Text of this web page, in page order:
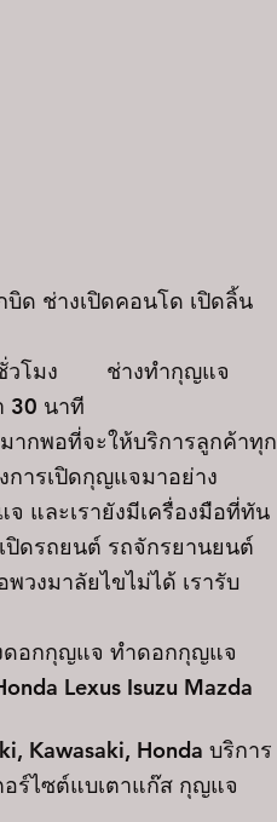
ด ช่างเปิดคอนโด เปิดลิ้น
วโมง ช่างทำกุญแจ
30 นาที
กพอที่จะให้บริการลูกค้าทุก
การเปิดกุญแจมาอย่าง
และเรายังมีเครื่องมือที่ทัน
ดรถยนต์ รถจักรยานยนต์
วงมาลัยไขไม่ได้ เรารับ
อกกุญแจ ทำดอกกุญแจ
Lexus Isuzu Mazda
Honda บริการ
ร์ไซต์แบเตาแก๊ส กุญแจ